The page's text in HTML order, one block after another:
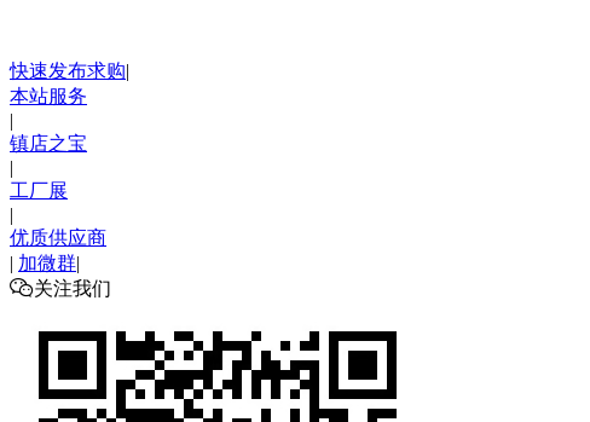
快速发布求购|
本站服务
|
镇店之宝
|
工厂展
|
优质供应商
| 加微群|
关注我们